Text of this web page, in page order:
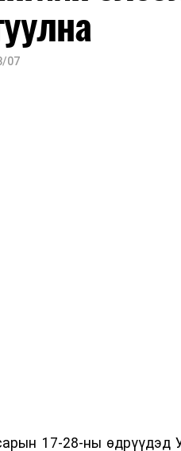
07
17-28-ны